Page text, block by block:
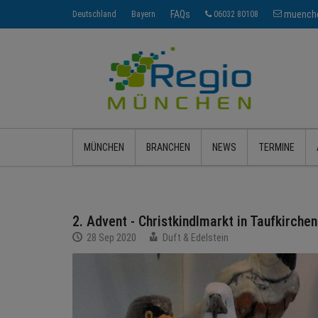
Deutschland Bayern FAQs 06032 80108
MÜNCHEN BRANCHEN NEWS TERMINE
2. Advent - Christkindlmarkt in Taufkirchen
28 Sep 2020 Duft & Edelstein